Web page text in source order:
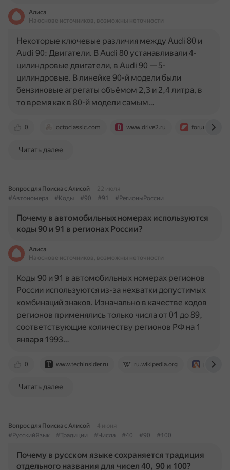
Алиса
На основе источников, возможны неточности
0 octoclassic.com www.drive2.ru
Некоторые ключевые различия между Audi 80 и
Audi 90: Двигатели. В Audi 80 устанавливали 4-
цилиндровые двигатели, в Audi 90 — 5-
цилиндровые. В линейке 90-й модели были
бензиновые агрегаты объёмом 2,3 и 2,4 литра, в
то время как в 80-й модели самым…
Читать далее
Вопрос для Поиска с Алисой
22 июля
#Автономера
#Коды #90 #91 #РегионыРоссии
Почему в автомобильных номерах используются
коды 90 и 91 в регионах России?
Алиса
На основе источников, возможны неточности
0 www.techinsider.ru ru.wikipedia.org
Коды 90 и 91 в автомобильных номерах регионов
России используются из-за нехватки допустимых
комбинаций знаков. Изначально в качестве кодов
регионов применялись только числа от 01 до 89,
соответствующие количеству регионов РФ на 1
января 1993…
Читать далее
Вопрос для Поиска с Алисой
4 июня
#РусскийЯзык
#Традиции #Числа #40 #90 #100
Почему в русском языке сохраняется традиция
отдельного названия для чисел 40, 90 и 100?